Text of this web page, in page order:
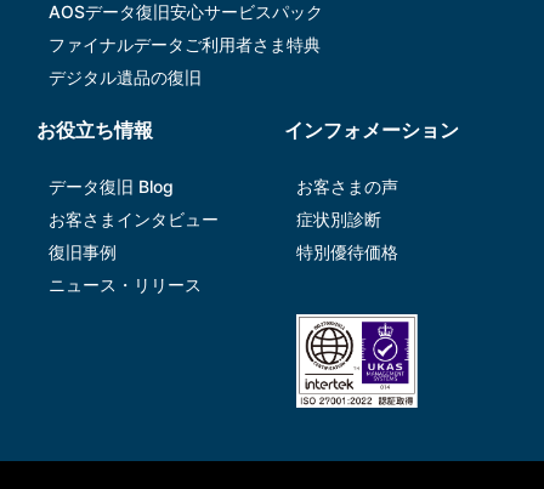
AOSデータ復旧安⼼サービスパック
ファイナルデータご利⽤者さま特典
デジタル遺品の復旧
お役立ち情報
データ復旧 Blog
お客さまインタビュー
復旧事例
ニュース・リリース
インフォメーション
お客さまの声
症状別診断
特別優待価格